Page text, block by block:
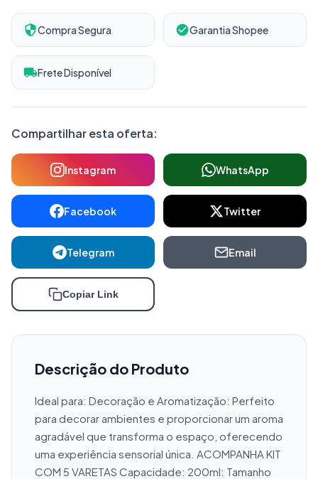
Compra Segura Garantia Shopee
Frete Disponível
Compartilhar esta oferta:
Instagram WhatsApp
Facebook Twitter
Telegram Email
Copiar Link
Descrição do Produto
Ideal para: Decoração e Aromatização: Perfeito
para decorar ambientes e proporcionar um aroma
agradável que transforma o espaço, oferecendo
uma experiência sensorial única. ACOMPANHA KIT
COM 5 VARETAS Capacidade: 200ml: Tamanho